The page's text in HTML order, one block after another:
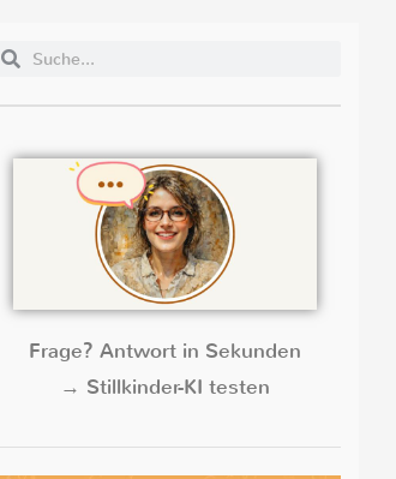
Frage? Antwort in Sekunden
→ Stillkinder-KI testen